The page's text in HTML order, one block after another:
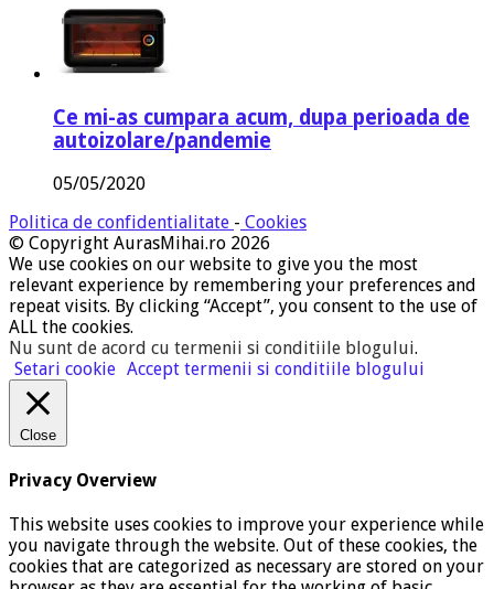
Ce mi-as cumpara acum, dupa perioada de
autoizolare/pandemie
05/05/2020
Politica de confidentialitate - Cookies
© Copyright AurasMihai.ro 2026
We use cookies on our website to give you the most
relevant experience by remembering your preferences and
repeat visits. By clicking “Accept”, you consent to the use of
ALL the cookies.
Nu sunt de acord cu termenii si conditiile blogului.
Setari cookie Accept termenii si conditiile blogului
Close
Privacy Overview
This website uses cookies to improve your experience while
you navigate through the website. Out of these cookies, the
cookies that are categorized as necessary are stored on your